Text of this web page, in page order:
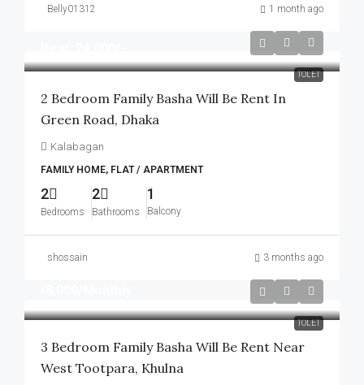
Belly01312 1 month ago
TOLET
2 Bedroom Family Basha Will Be Rent In
Green Road, Dhaka
Kalabagan
FAMILY HOME, FLAT / APARTMENT
2
Bedrooms
2
Bathrooms
1
Balcony
shossain 3 months ago
TOLET
3 Bedroom Family Basha Will Be Rent Near
West Tootpara, Khulna